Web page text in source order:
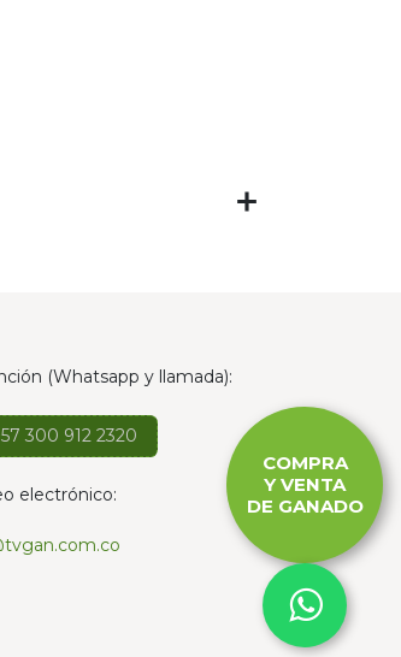
(Whatsapp y llamada):
300 912 2320
electrónico:
COMPRA
Y VENTA
DE GANADO